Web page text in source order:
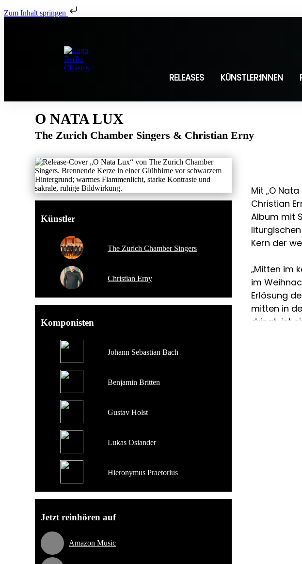
Zum Inhalt springen
RELEASES KÜNSTLER:INNEN
O NATA LUX
The Zurich Chamber Singers & Christian Erny
Künstler
The Zurich Chamber Singers
Christian Erny
Komponisten
Johann Sebastian Bach
Benjamin Britten
Gustav Holst
Lukas Osiander
Hieronymus Praetorius
Jetzt reinhören auf
Amazon Music
Mit „O
Christian
Album mit
Kern der
„Mitten im
im
Erlösung
mitten in
dringt, ist